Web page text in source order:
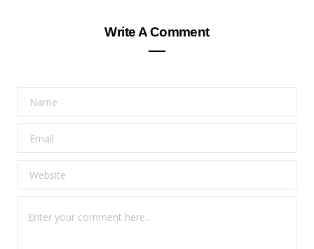
Write A Comment